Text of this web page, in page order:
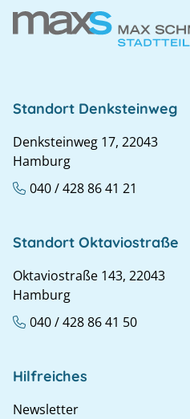
Standort Denksteinweg
Denksteinweg 17, 22043
Hamburg
040 / 428 86 41 21
Standort Oktaviostraße
Oktaviostraße 143, 22043
Hamburg
040 / 428 86 41 50
Hilfreiches
Newsletter